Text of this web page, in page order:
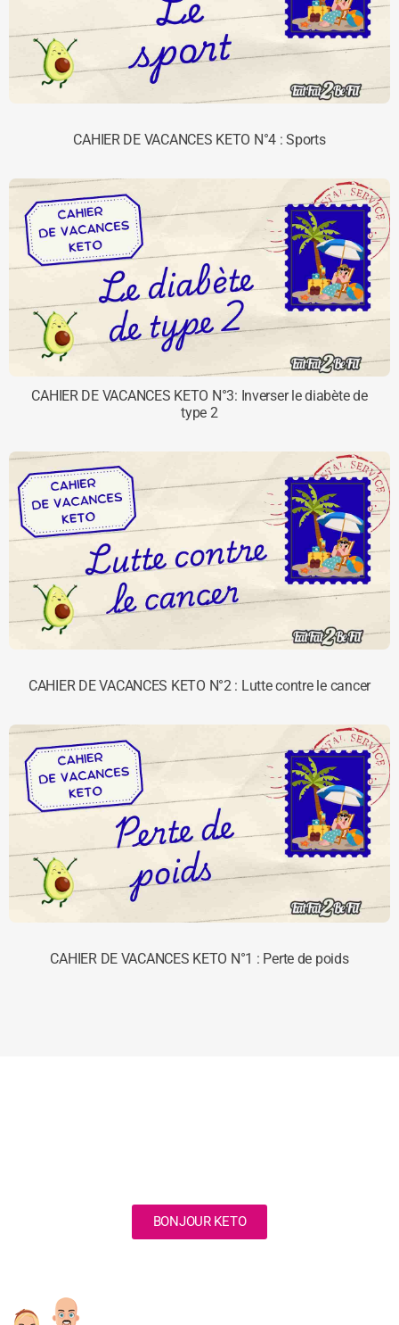
CAHIER DE VACANCES KETO N°4 : Sports
CAHIER DE VACANCES KETO N°3: Inverser le diabète de
type 2
CAHIER DE VACANCES KETO N°2 : Lutte contre le cancer
CAHIER DE VACANCES KETO N°1 : Perte de poids
BONJOUR KETO
NOUVEAU